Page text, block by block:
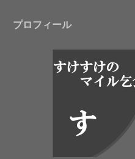
プロフィール